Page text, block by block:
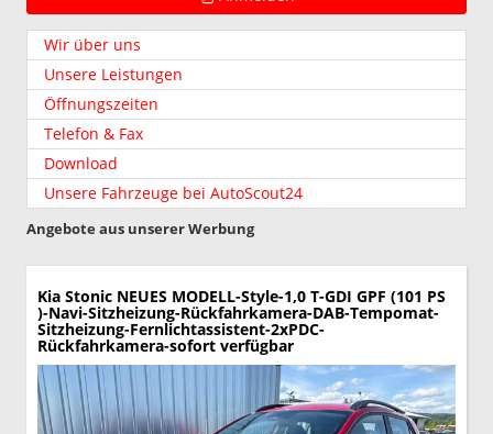
Wir über uns
Unsere Leistungen
Öffnungszeiten
Telefon & Fax
Download
Unsere Fahrzeuge bei AutoScout24
Angebote aus unserer Werbung
Kia Stonic NEUES MODELL-Style-1,0 T-GDI GPF (101 PS
)-Navi-Sitzheizung-Rückfahrkamera-DAB-Tempomat-
Sitzheizung-Fernlichtassistent-2xPDC-
Rückfahrkamera-sofort verfügbar